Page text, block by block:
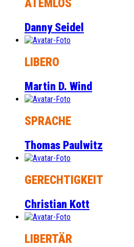
ATEMLOS
Danny Seidel
LIBERO
Martin D. Wind
SPRACHE
Thomas Paulwitz
GERECHTIGKEIT
Christian Kott
LIBERTÄR